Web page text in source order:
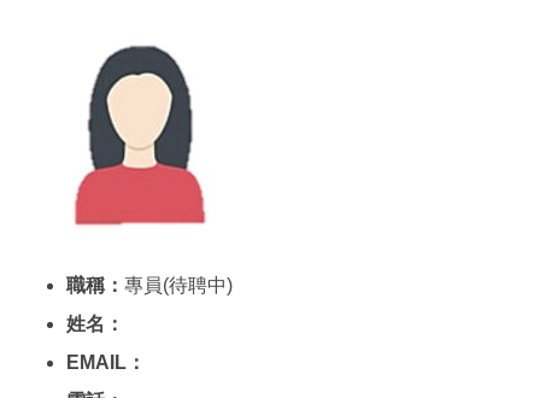
職稱： 專員(待聘中)
姓名：
EMAIL：